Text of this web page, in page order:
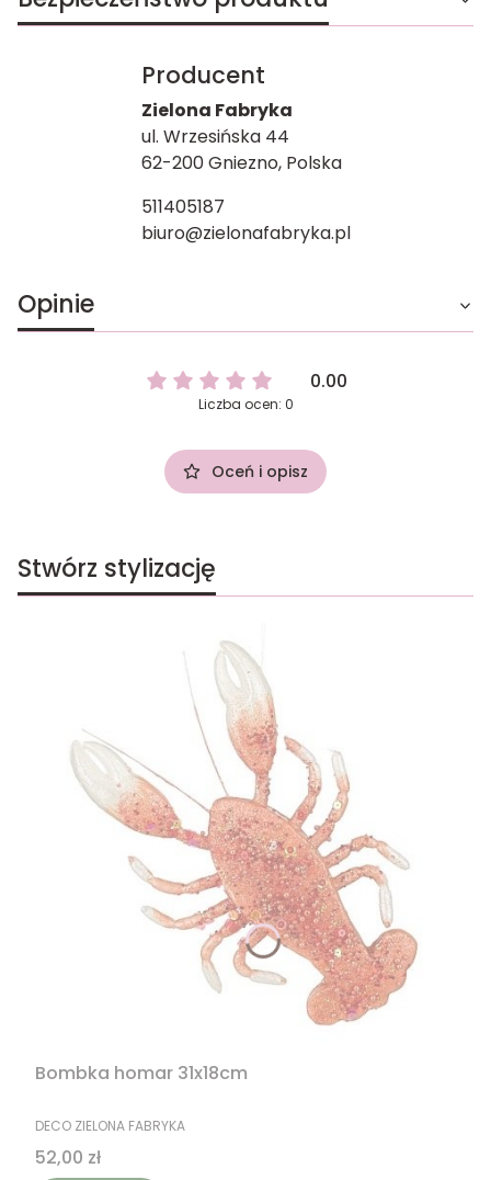
Producent
Zielona Fabryka
ul. Wrzesińska 44
62-200 Gniezno, Polska
511405187
biuro@zielonafabryka.pl
Opinie
0.00
Liczba ocen: 0
Oceń i opisz
Stwórz stylizację
Bombka homar 31x18cm
PRODUCENT
DECO ZIELONA FABRYKA
Cena
52,00 zł